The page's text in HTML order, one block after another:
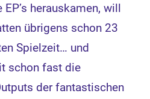
herauskamen, will
übrigens schon 23
Spielzeit… und
schon fast die
der fantastischen